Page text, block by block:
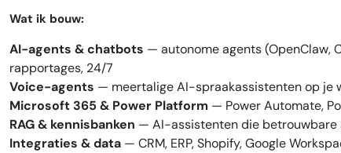
Wat ik bouw:
AI-agents & chatbots — autonome agents (OpenClaw,
rapportages, 24/7
Voice-agents — meertalige AI-spraakassistenten op je
Microsoft 365 & Power Platform — Power Automate,
RAG & kennisbanken — AI-assistenten die betrouwbare
Integraties & data — CRM, ERP, Shopify, Google